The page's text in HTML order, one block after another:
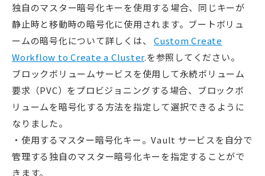
独自のマスター暗号化キーを使用する場合、同じキーが
静止時と移動時の暗号化に使用されます。ブートボリュ
ームの暗号化について詳しくは、 Custom Create
Workflow to Create a Cluster.を参照してください。
ブロックボリュームサービスを使用して永続ボリューム
要求（PVC）をプロビジョニングする場合、ブロックボ
リュームを暗号化する方法を指定して選択できるように
なりました。
・使用するマスター暗号化キー。Vault サービスを自分で
管理する独自のマスター暗号化キーを指定することがで
きます。